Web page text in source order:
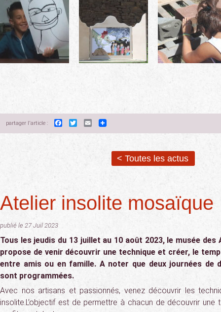
partager l'article : Facebook
TwitterEmail
< Toutes les actus
Atelier insolite mosaïque
publié le 27 Juil 2023
Tous les jeudis du 13 juillet au 10 août 2023, le musée
propose de venir découvrir une technique et créer, le
entre amis ou en famille. A noter que deux journées de
sont programmées.
Avec nos artisans et passionnés, venez découvrir les
insolite.L’objectif est de permettre à chacun de découvrir